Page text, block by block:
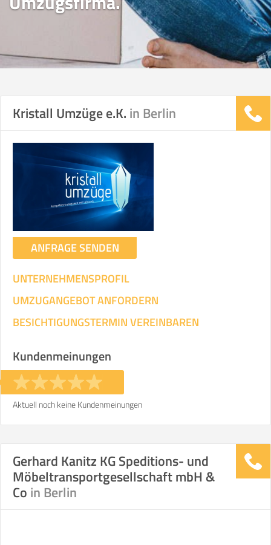
Kristall Umzüge e.K. in Berlin
ANFRAGE SENDEN
UNTERNEHMENSPROFIL
UMZUGANGEBOT ANFORDERN
BESICHTIGUNGSTERMIN VEREINBAREN
Kundenmeinungen
Aktuell noch keine Kundenmeinungen
Gerhard Kanitz KG Speditions- und
Möbeltransportgesellschaft mbH &
Co in Berlin